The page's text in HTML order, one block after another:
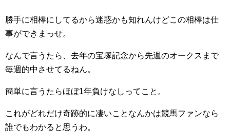
勝手に相棒にしてるから迷惑かも知れんけどこの相棒は仕
事ができまっせ。
なんで言うたら、去年の宝塚記念から先週のオークスまで
毎週的中させてるねん。
簡単に言うたらほぼ1年負けなしってこと。
これがどれだけ奇跡的に凄いことなんかは競馬ファンなら
誰でもわかると思うわ。